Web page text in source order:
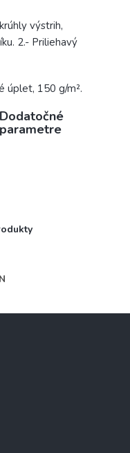
výstrih,
2.- Priliehavý
úplet, 150 g/m².
Dodatočné
parametre